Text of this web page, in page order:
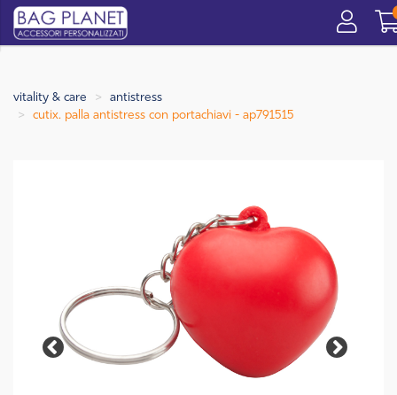
vitality & care
antistress
cutix. palla antistress con portachiavi - ap791515